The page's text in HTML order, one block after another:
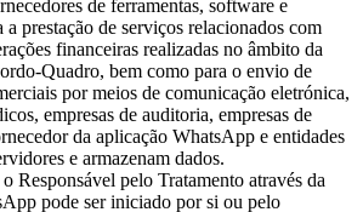
de ferramentas, software e
a prestação de serviços relacionados com
financeiras realizadas no âmbito da
Quadro, bem como para o envio de
por meios de comunicação eletrónica,
empresas de auditoria, empresas de
da aplicação WhatsApp e entidades
e armazenam dados.
Responsável pelo Tratamento através da
pode ser iniciado por si ou pelo